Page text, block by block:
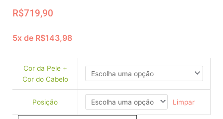
R$719,90
5x de R$143,98
Cor da Pele +
Cor do Cabelo
Posição Limpar
Coleção
Boneca